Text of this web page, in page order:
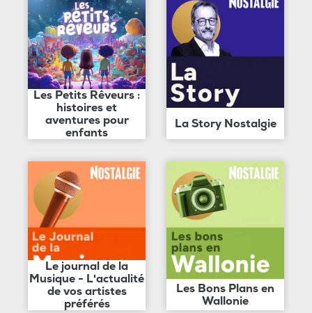
Les Petits Rêveurs :
histoires et
aventures pour
enfants
La Story Nostalgie
Le journal de la
Musique - L'actualité
de vos artistes
préférés
Les Bons Plans en
Wallonie